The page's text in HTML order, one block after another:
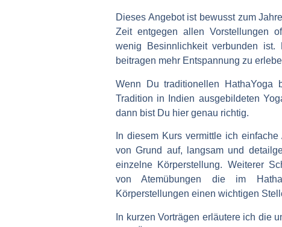
Dieses Angebot ist bewusst zum
Zeit entgegen allen Vorstellungen
wenig Besinnlichkeit verbunden ist.
beitragen mehr Entspannung zu
Wenn Du traditionellen HathaYoga
Tradition in Indien ausgebildeten
dann bist Du hier genau richtig.
In diesem Kurs vermittle ich
von Grund auf, langsam und
einzelne Körperstellung. Weiterer
von Atemübungen die im
Körperstellungen einen wichtigen
In kurzen Vorträgen erläutere ich die